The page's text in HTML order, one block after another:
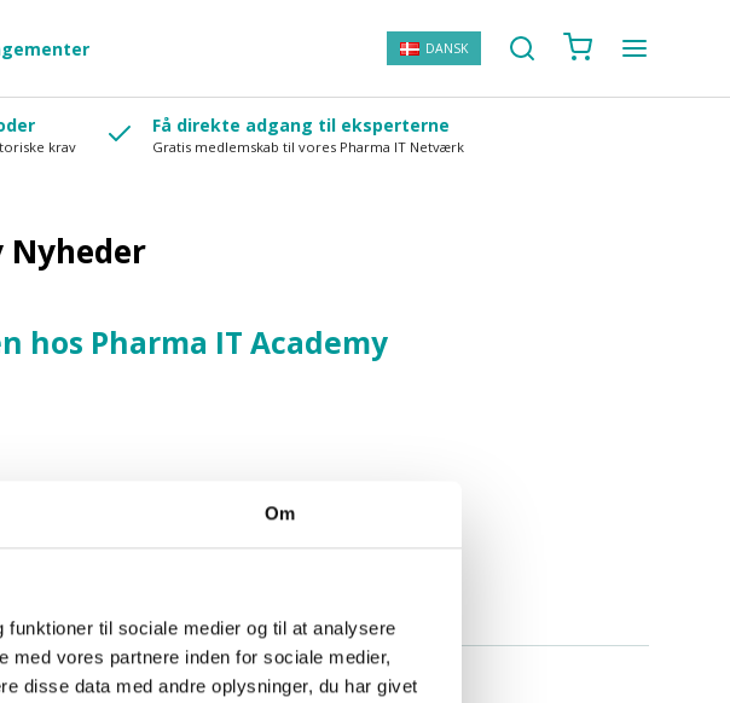
Om
til sociale medier og til at analysere
vores partnere inden for sociale medier,
disse data med andre oplysninger, du har givet
DANSK
krav
Få direkte adgang til eksperterne
Gratis medlemskab til vores Pharma IT Netværk
Nyheder
hos Pharma IT Academy
Instruktørerne!